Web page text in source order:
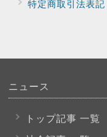
特定商取引法表記
ニュース
トップ記事 一覧